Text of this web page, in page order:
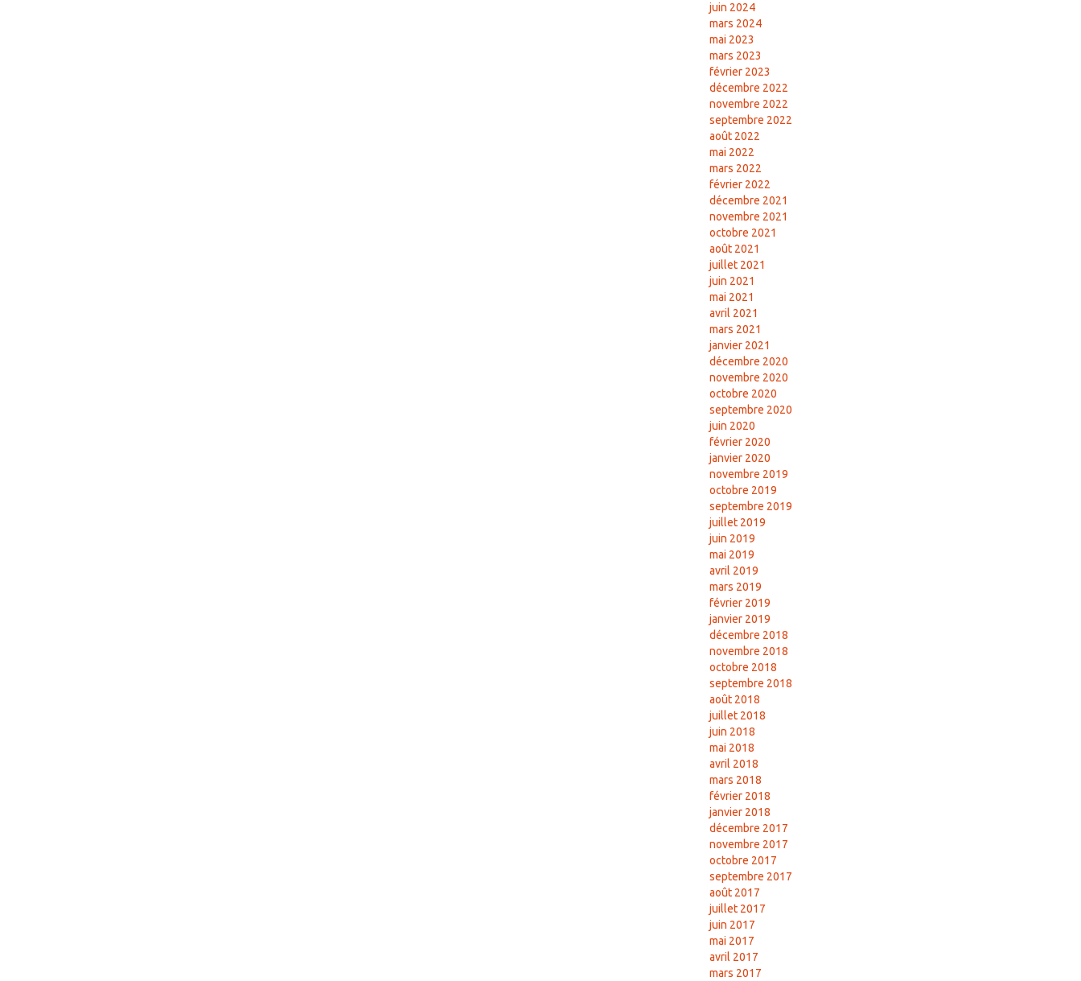
juin 2024
mars 2024
mai 2023
mars 2023
février 2023
décembre 2022
novembre 2022
septembre 2022
août 2022
mai 2022
mars 2022
février 2022
décembre 2021
novembre 2021
octobre 2021
août 2021
juillet 2021
juin 2021
mai 2021
avril 2021
mars 2021
janvier 2021
décembre 2020
novembre 2020
octobre 2020
septembre 2020
juin 2020
février 2020
janvier 2020
novembre 2019
octobre 2019
septembre 2019
juillet 2019
juin 2019
mai 2019
avril 2019
mars 2019
février 2019
janvier 2019
décembre 2018
novembre 2018
octobre 2018
septembre 2018
août 2018
juillet 2018
juin 2018
mai 2018
avril 2018
mars 2018
février 2018
janvier 2018
décembre 2017
novembre 2017
octobre 2017
septembre 2017
août 2017
juillet 2017
juin 2017
mai 2017
avril 2017
mars 2017